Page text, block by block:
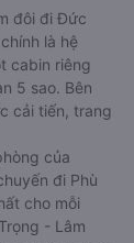
đôi đi Đức
là hệ
cabin riêng
5 sao. Bên
cải tiến, trang
của
đi Phù
cho mỗi
- Lâm